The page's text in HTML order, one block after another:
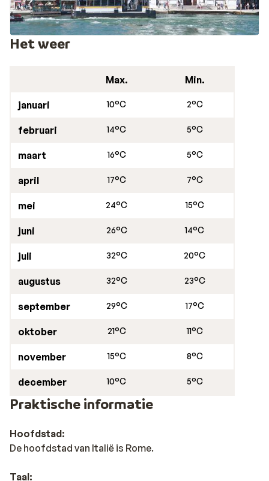
tijdens deze vakantie aan de Adriatische kust!
Het weer
Max. Min.
januari 10°C 2°C
februari 14°C 5°C
maart 16°C 5°C
april 17°C 7°C
mei 24°C 15°C
juni 26°C 14°C
juli 32°C 20°C
augustus 32°C 23°C
september 29°C 17°C
oktober 21°C 11°C
november 15°C 8°C
december 10°C 5°C
Praktische informatie
Hoofdstad:
De hoofdstad van Italië is Rome.
Taal: